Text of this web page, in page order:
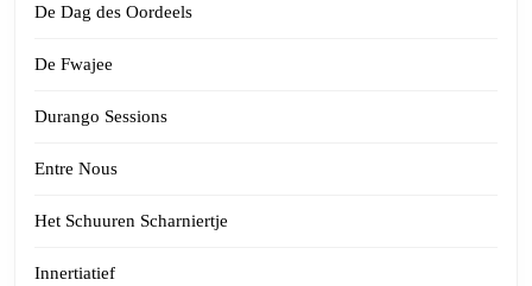
De Dag des Oordeels
De Fwajee
Durango Sessions
Entre Nous
Het Schuuren Scharniertje
Innertiatief